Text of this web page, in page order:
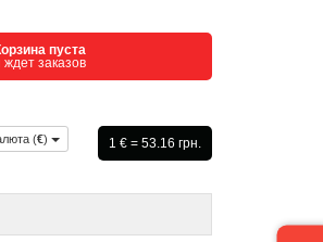
пуста
ждет заказов
(€) 1 € = 53.16 грн.